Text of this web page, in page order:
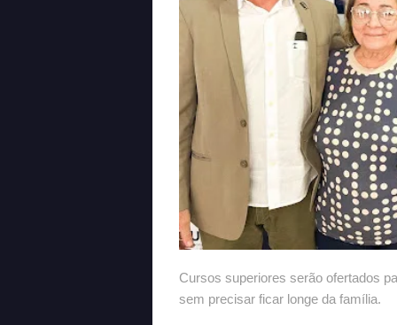
Cursos superiores serão ofertados
sem precisar ficar longe da família.